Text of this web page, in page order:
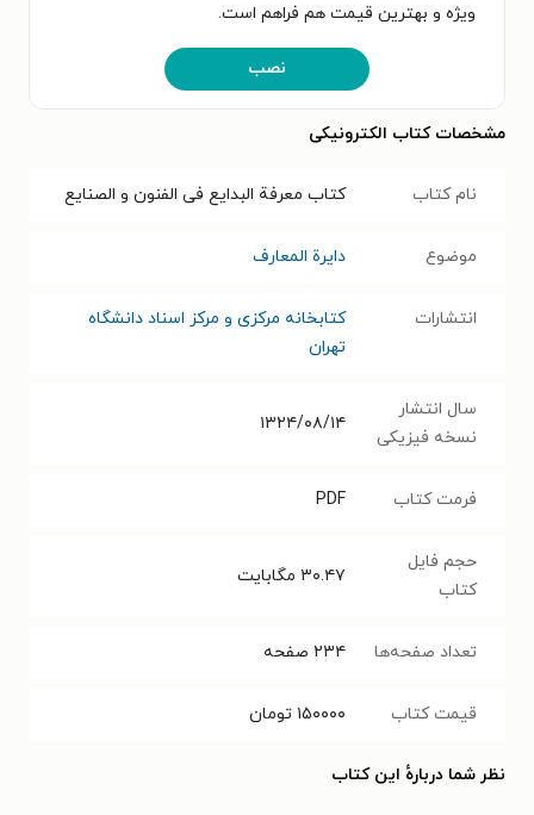
ویژه و بهترین قیمت هم فراهم است.
نصب
مشخصات کتاب الکترونیکی
نام کتاب کتاب معرفة البدایع فی الفنون و الصنایع
موضوع دایرة المعارف
انتشارات
کتابخانه مرکزی و مرکز اسناد دانشگاه
تهران
سال انتشار
نسخه فیزیکی
۱۳۲۴/۰۸/۱۴
فرمت کتاب PDF
حجم فایل
کتاب
۳۰.۴۷ مگابایت
تعداد صفحه‌ها ۲۳۴ صفحه
قیمت کتاب ۱۵۰۰۰۰ تومان
نظر شما دربارهٔ این کتاب